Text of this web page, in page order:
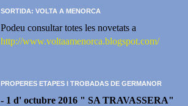
SORTIDA: VOLTA A MENORCA
Podeu consultar totes les novetats a
http://www.voltaamenorca.blogspot.com/
PROPERES ETAPES I TROBADAS DE GERMANOR
- 1 d' octubre 2016 " SA TRAVASSERA"